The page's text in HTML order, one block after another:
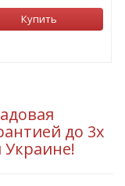
Купить
до 3х
Украине!